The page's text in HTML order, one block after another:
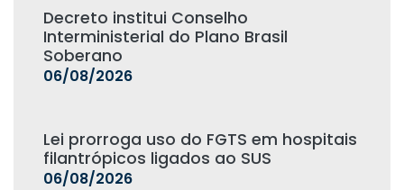
Decreto institui Conselho
Interministerial do Plano Brasil
Soberano
06/08/2026
Lei prorroga uso do FGTS em hospitais
filantrópicos ligados ao SUS
06/08/2026